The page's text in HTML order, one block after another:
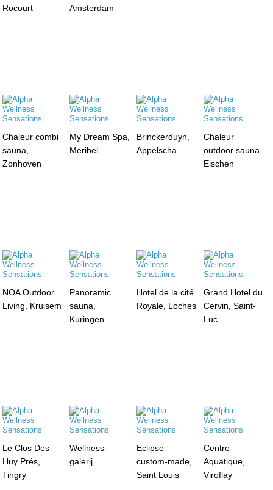
Rocourt
Amsterdam
Chaleur combi
sauna,
Zonhoven
My Dream Spa,
Meribel
Brinckerduyn,
Appelscha
Chaleur
outdoor sauna,
Eischen
NOA Outdoor
Living, Kruisem
Panoramic
sauna,
Kuringen
Hotel de la cité
Royale, Loches
Grand Hotel du
Cervin, Saint-
Luc
Le Clos Des
Huy Prés,
Tingry
Wellness-
galerij
Eclipse
custom-made,
Saint Louis
Centre
Aquatique,
Viroflay